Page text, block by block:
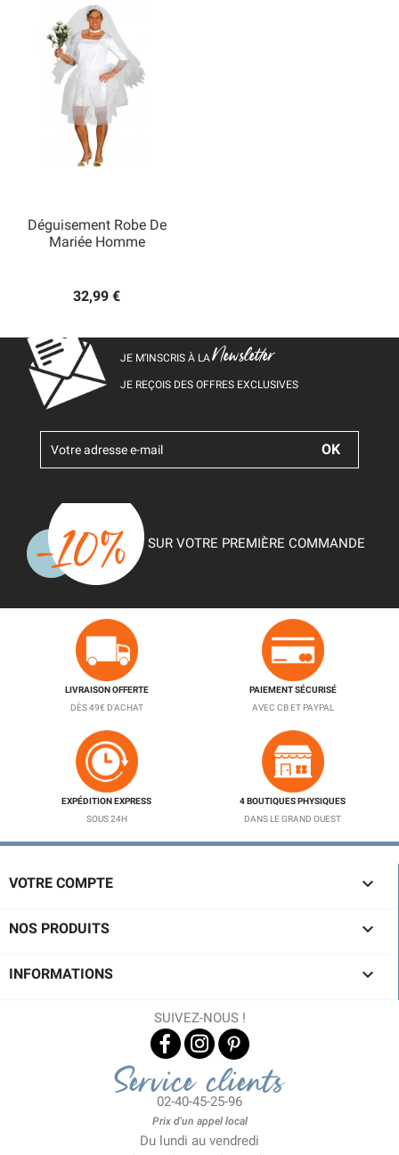
Déguisement Robe De
Mariée Homme
32,99 €
JE M’INSCRIS À LANewsletter
JE REÇOIS DES OFFRES EXCLUSIVES
SUR VOTRE PREMIÈRE COMMANDE
LIVRAISON OFFERTE
DÈS 49€ D'ACHAT
PAIEMENT SÉCURISÉ
AVEC CB ET PAYPAL
EXPÉDITION EXPRESS
SOUS 24H
4 BOUTIQUES PHYSIQUES
DANS LE GRAND OUEST
VOTRE COMPTE 
NOS PRODUITS 
INFORMATIONS 
SUIVEZ-NOUS !
Service clients
02-40-45-25-96
Prix d'un appel local
Du lundi au vendredi